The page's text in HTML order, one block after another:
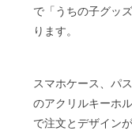
で「うちの子グッ
ります。
スマホケース、パ
のアクリルキーホ
で注文とデザイン